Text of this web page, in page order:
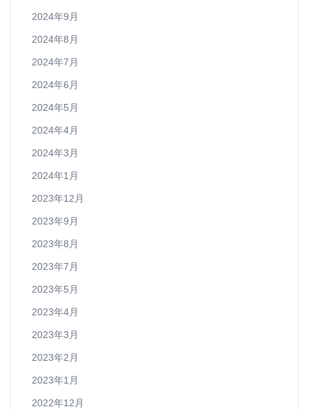
2024年9月
2024年8月
2024年7月
2024年6月
2024年5月
2024年4月
2024年3月
2024年1月
2023年12月
2023年9月
2023年8月
2023年7月
2023年5月
2023年4月
2023年3月
2023年2月
2023年1月
2022年12月